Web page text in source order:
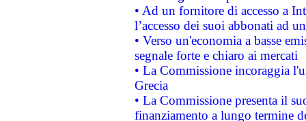
• Ad un fornitore di accesso a
l’accesso dei suoi abbonati ad
• Verso un'economia a basse
segnale forte e chiaro ai mercati
• La Commissione incoraggia
Grecia
• La Commissione presenta il
finanziamento a lungo termine